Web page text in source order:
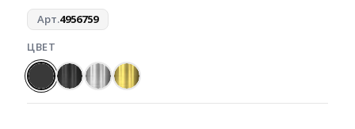
Арт.4956759
ЦВЕТ